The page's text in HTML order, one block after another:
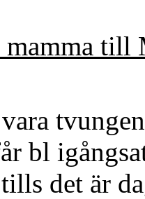
mamma till
bl
det är